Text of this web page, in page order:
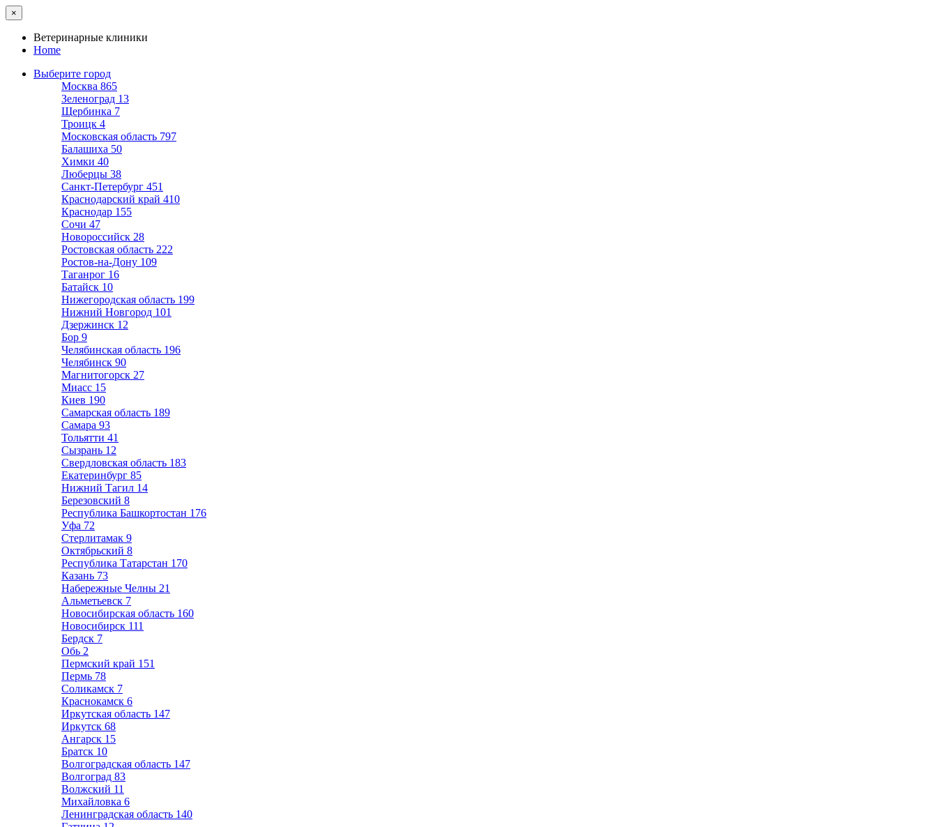
×
Ветеринарные клиники
Home
Выберите город
Москва 865
Зеленоград 13
Щербинка 7
Троицк 4
Московская область 797
Балашиха 50
Химки 40
Люберцы 38
Санкт-Петербург 451
Краснодарский край 410
Краснодар 155
Сочи 47
Новороссийск 28
Ростовская область 222
Ростов-на-Дону 109
Таганрог 16
Батайск 10
Нижегородская область 199
Нижний Новгород 101
Дзержинск 12
Бор 9
Челябинская область 196
Челябинск 90
Магнитогорск 27
Миасс 15
Киев 190
Самарская область 189
Самара 93
Тольятти 41
Сызрань 12
Свердловская область 183
Екатеринбург 85
Нижний Тагил 14
Березовский 8
Республика Башкортостан 176
Уфа 72
Стерлитамак 9
Октябрьский 8
Республика Татарстан 170
Казань 73
Набережные Челны 21
Альметьевск 7
Новосибирская область 160
Новосибирск 111
Бердск 7
Обь 2
Пермский край 151
Пермь 78
Соликамск 7
Краснокамск 6
Иркутская область 147
Иркутск 68
Ангарск 15
Братск 10
Волгоградская область 147
Волгоград 83
Волжский 11
Михайловка 6
Ленинградская область 140